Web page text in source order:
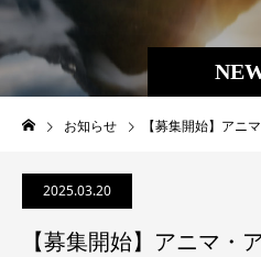
お知らせ 【募集開始】アニマ・
2025.03.20
【募集開始】アニマ